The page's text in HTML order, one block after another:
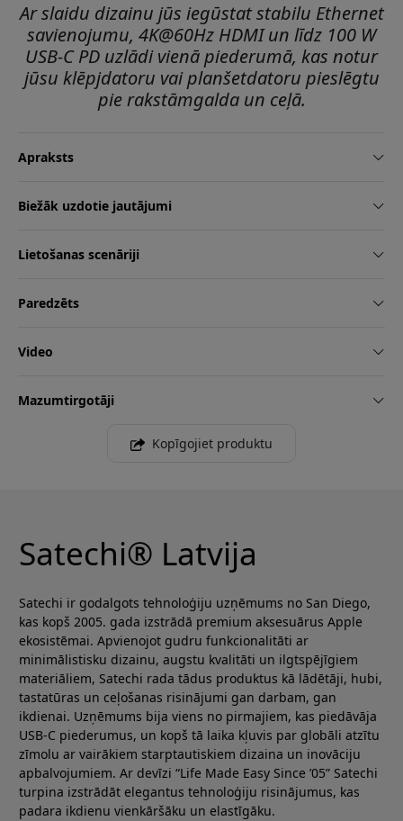
Ar slaidu dizainu jūs iegūstat stabilu Ethernet
savienojumu, 4K@60Hz HDMI un līdz 100 W
USB-C PD uzlādi vienā piederumā, kas notur
jūsu klēpjdatoru vai planšetdatoru pieslēgtu
pie rakstāmgalda un ceļā.
Apraksts
Biežāk uzdotie jautājumi
Lietošanas scenāriji
Paredzēts
Video
Mazumtirgotāji
Kopīgojiet produktu
Satechi® Latvija
Satechi ir godalgots tehnoloģiju uzņēmums no San Diego,
kas kopš 2005. gada izstrādā premium aksesuārus Apple
ekosistēmai. Apvienojot gudru funkcionalitāti ar
minimālistisku dizainu, augstu kvalitāti un ilgtspējīgiem
materiāliem, Satechi rada tādus produktus kā lādētāji, hubi,
tastatūras un ceļošanas risinājumi gan darbam, gan
ikdienai. Uzņēmums bija viens no pirmajiem, kas piedāvāja
USB-C piederumus, un kopš tā laika kļuvis par globāli atzītu
zīmolu ar vairākiem starptautiskiem dizaina un inovāciju
apbalvojumiem. Ar devīzi “Life Made Easy Since ’05” Satechi
turpina izstrādāt elegantus tehnoloģiju risinājumus, kas
padara ikdienu vienkāršāku un elastīgāku.